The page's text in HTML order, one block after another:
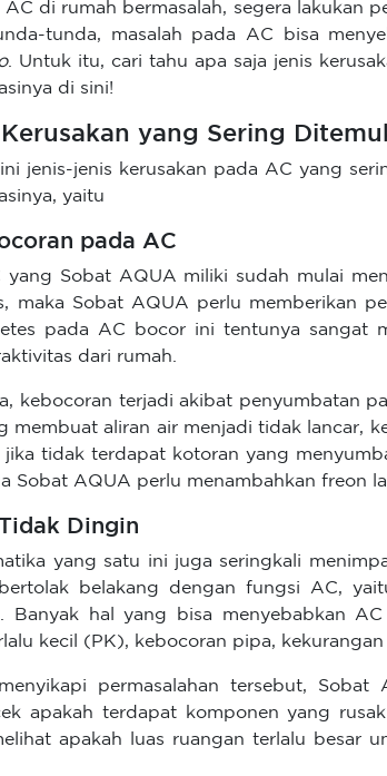
di rumah bermasalah, segera lakukan
tunda, masalah pada AC bisa
. Untuk itu, cari tahu apa saja jenis
di sini!
yang Sering
jenis-jenis kerusakan pada AC yang
yaitu
pada AC
yang Sobat AQUA miliki sudah mulai
maka Sobat AQUA perlu memberikan
pada AC bocor ini tentunya sangat
dari rumah.
kebocoran terjadi akibat penyumbatan
membuat aliran air menjadi tidak lancar,
jika tidak terdapat kotoran yang
Sobat AQUA perlu menambahkan freon
Dingin
yang satu ini juga seringkali
belakang dengan fungsi AC,
Banyak hal yang bisa menyebabkan
kecil (PK), kebocoran pipa, kekurangan
permasalahan tersebut,
apakah terdapat komponen yang
apakah luas ruangan terlalu besar